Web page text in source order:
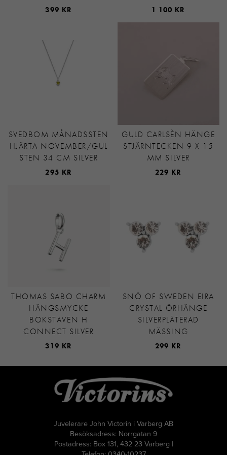
399 KR 1 100 KR
SVEDBOM MÅNADSSTEN
HJÄRTA NOVEMBER/GUL
STEN 34 CM SILVER
295 KR
GULD CARLSÈN HÄNGE
STJÄRNTECKEN 9 X 15
MM SILVER
229 KR
THOMAS SABO CHARM
HÄNGSMYCKE
BOKSTAVEN H
CONNECT SILVER
319 KR
SNÖ OF SWEDEN EIRA
CRYSTAL ÖRHÄNGE
SILVERPLÄTERAD
MÄSSING
299 KR
Juvelerare John Victorin i Varberg AB
Besöksadress: Norrgatan 9
Postadress: Box 131, 432 23 Varberg |